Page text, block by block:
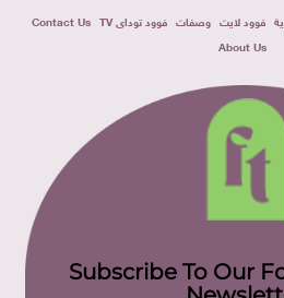
فوود لايت وصفات فوود توداى TV
Contact Us
About Us
Subscribe To Our